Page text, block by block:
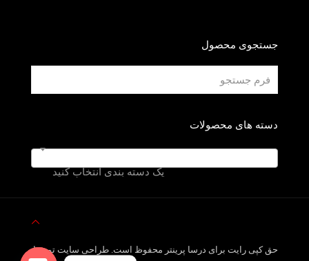
جستجوی محصول
دسته های محصولات
یک دسته بندی انتخاب کنید
حق کپی رایت برای درسا پرینتر محفوظ است. طراحی سایت توسط